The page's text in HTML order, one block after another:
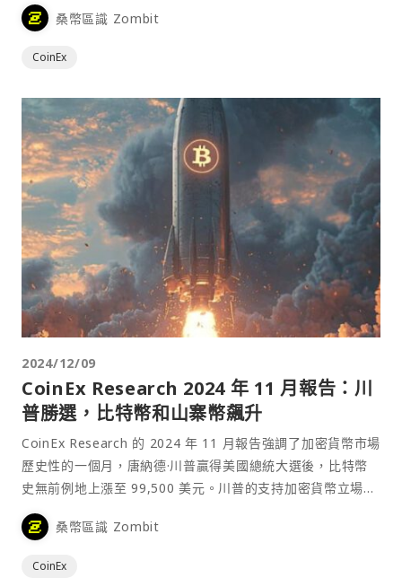
桑幣區識 Zombit
CoinEx
2024/12/09
CoinEx Research 2024 年 11 月報告：川
普勝選，比特幣和山寨幣飆升
CoinEx Research 的 2024 年 11 月報告強調了加密貨幣市場
歷史性的一個月，唐納德·川普贏得美國總統大選後，比特幣
史無前例地上漲至 99,500 美元。川普的支持加密貨幣立場，
加上機構對人工智慧加密貨幣領域的信心和創新，為市場奠定
了看漲基調，山寨幣也經歷了顯著增長。
桑幣區識 Zombit
CoinEx